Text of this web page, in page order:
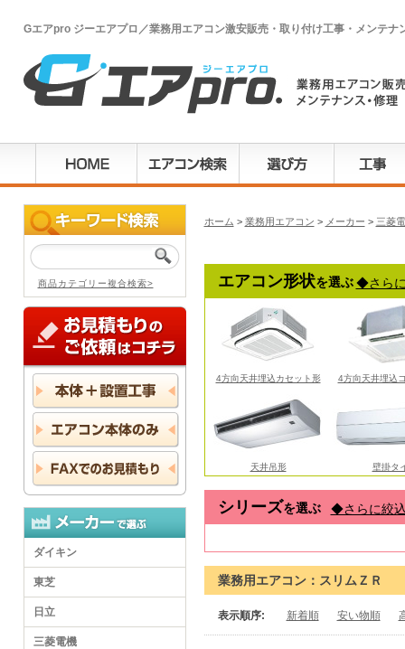
Gエアpro ジーエアプロ／業務用エアコン激安販売・取り付け工事・メンテナ
ホーム > 業務用エアコン > メーカー > 三菱
エアコン形状を選ぶ ◆さらに
4方向天井埋込カセット形 4方向天井埋込
天井吊形 壁掛タ
シリーズを選ぶ ◆さらに絞
業務用エアコン： スリムＺＲ
表示順序: 新着順 安い物順
商品カテゴリー複合検索>
ダイキン
東芝
日立
三菱電機